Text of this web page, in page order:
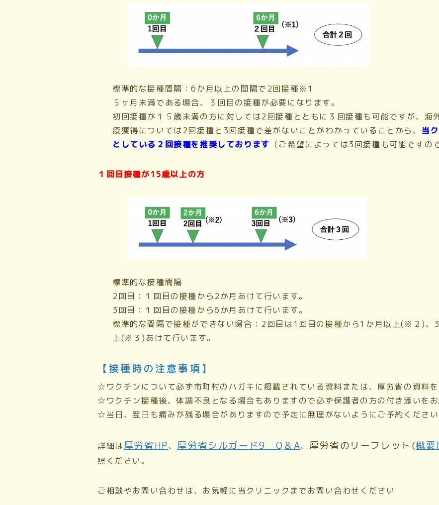
標準的な接種間隔：6か月以上の間隔で2回接種※1
５ヶ月未満である場合、３回目の接種が必要になります。
初回接種が１５歳未満の方に対しては2回接種とともに３回接種も可能ですが、海
疫獲得については2回接種と3回接種で差がないことがわかっていることから、 当
としている２回接種を推奨しております （ご希望によっては3回接種も可能ですの
１回目接種が15歳以上の方
標準的な接種間隔
2回目：１回目の接種から2か月あけて行います。
3回目：１回目の接種から6か月あけて行います。
標準的な間隔で接種ができない場合：2回目は1回目の接種から1か月以上(※２)、
上(※３)あけて行います。
【接種時の注意事項】
☆ワクチンについて必ず市町村のハガキに掲載されている資料または、厚労省の資料を
☆ワクチン接種後、体調不良となる場合もありますので必ず保護者の方の付き添いをお
☆当日、翌日も痛みが残る場合がありますので予定に無理がないようにご予約ください
詳細は厚労省HP、 厚労省シルガード9 Q＆A、 厚労省のリーフレット(概要
照ください。
ご相談やお問い合わせは、お気軽に当クリニックまでお問い合わせください